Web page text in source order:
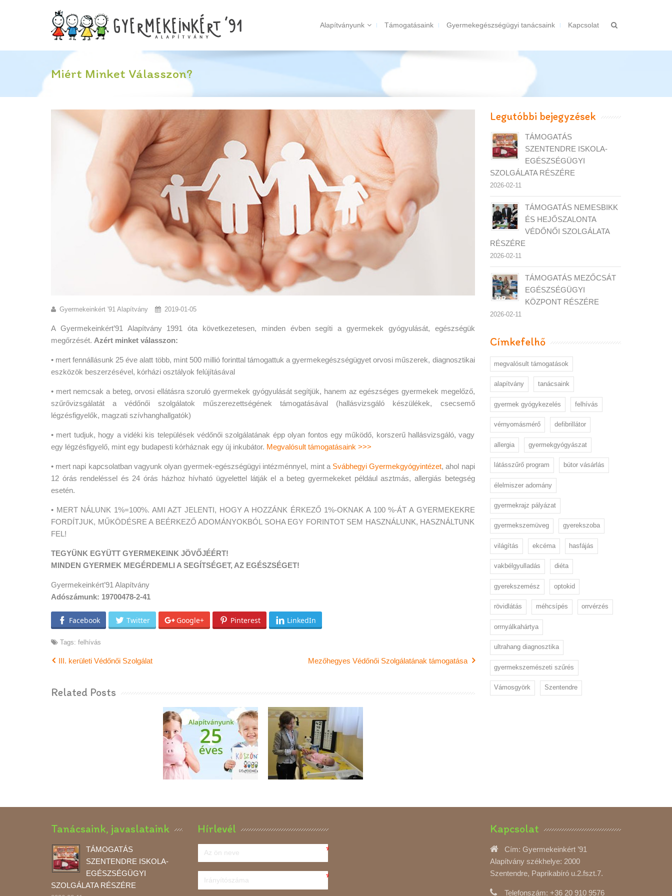
Alapítványunk Támogatásaink Gyermekegészségügyi tanácsaink Kapcsolat
Miért Minket Válasszon?
Gyermekeinkért '91 Alapítvány 2019-01-05
A Gyermekeinkért’91 Alapítvány 1991 óta következetesen, minden évben segíti a gyermekek gyógyulását, egészségük
megőrzését. Azért minket válasszon:
• mert fennállásunk 25 éve alatt több, mint 500 millió forinttal támogattuk a gyermekegészségügyet orvosi műszerek, diagnosztikai
eszközök beszerzésével, kórházi osztályok felújításával
• mert nemcsak a beteg, orvosi ellátásra szoruló gyermekek gyógyulását segítjük, hanem az egészséges gyermekek megelőző,
szűrővizsgálatát a védőnői szolgálatok műszerezettségének támogatásával (hallásvizsgáló készülékek, csecsemő
légzésfigyelők, magzati szívhanghallgatók)
• mert tudjuk, hogy a vidéki kis települések védőnői szolgálatának épp olyan fontos egy működő, korszerű hallásvizsgáló, vagy
egy légzésfigyelő, mint egy budapesti kórháznak egy új inkubátor. Megvalósult támogatásaink >>>
• mert napi kapcsolatban vagyunk olyan gyermek-egészségügyi intézménnyel, mint a Svábhegyi Gyermekgyógyintézet, ahol napi
12 órás rendeléssel és 24 órás házhoz hívható ügyelettel látják el a beteg gyermekeket például asztmás, allergiás betegség
esetén.
• MERT NÁLUNK 1%=100%. AMI AZT JELENTI, HOGY A HOZZÁNK ÉRKEZŐ 1%-OKNAK A 100 %-ÁT A GYERMEKEKRE
FORDÍTJUK, MŰKÖDÉSRE A BEÉRKEZŐ ADOMÁNYOKBÓL SOHA EGY FORINTOT SEM HASZNÁLUNK, HASZNÁLTUNK
FEL!
TEGYÜNK EGYÜTT GYERMEKEINK JÖVŐJÉÉRT!
MINDEN GYERMEK MEGÉRDEMLI A SEGÍTSÉGET, AZ EGÉSZSÉGET!
Gyermekeinkért’91 Alapítvány
Adószámunk: 19700478-2-41
Facebook Twitter Google+ Pinterest LinkedIn
Tags: felhívás
III. kerületi Védőnői Szolgálat Mezőhegyes Védőnői Szolgálatának támogatása
Related Posts
25 Éves A
Gyermekeinkért’91
Alapítvány
Felhívás Védőnői
Szolgálatok
Részére –
Igénybenyújtás
Legutóbbi bejegyzések
TÁMOGATÁS
SZENTENDRE ISKOLA-
EGÉSZSÉGÜGYI
SZOLGÁLATA RÉSZÉRE
2026-02-11
TÁMOGATÁS NEMESBIKK
ÉS HEJŐSZALONTA
VÉDŐNŐI SZOLGÁLATA
RÉSZÉRE
2026-02-11
TÁMOGATÁS MEZŐCSÁT
EGÉSZSÉGÜGYI
KÖZPONT RÉSZÉRE
2026-02-11
Címkefelhő
megvalósult támogatások
alapítvány tanácsaink
gyermek gyógykezelés felhívás
vérnyomásmérő defibrillátor
allergia gyermekgyógyászat
látásszűrő program bútor vásárlás
élelmiszer adomány
gyermekrajz pályázat
gyermekszemüveg gyerekszoba
világítás ekcéma hasfájás
vakbélgyulladás diéta
gyerekszemész optokid
rövidlátás méhcsípés orrvérzés
orrnyálkahártya
ultrahang diagnosztika
gyermekszemészeti szűrés
Vámosgyörk Szentendre
Tanácsaink, javaslataink
TÁMOGATÁS
SZENTENDRE ISKOLA-
EGÉSZSÉGÜGYI
SZOLGÁLATA RÉSZÉRE
Hírlevél Kapcsolat
Cím: Gyermekeinkért ’91
Alapítvány székhelye: 2000
Szentendre, Paprikabíró u.2.fszt.7.
Telefonszám: +36 20 910 9576